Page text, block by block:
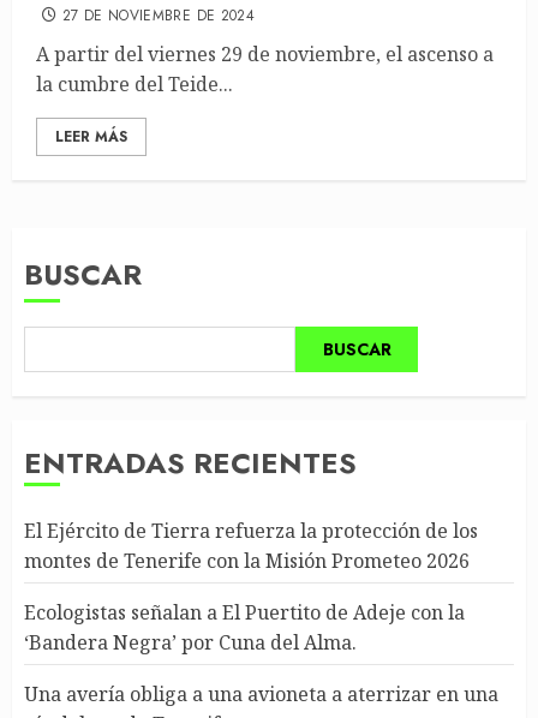
27 DE NOVIEMBRE DE 2024
A partir del viernes 29 de noviembre, el ascenso a
la cumbre del Teide...
LEER MÁS
BUSCAR
BUSCAR
ENTRADAS RECIENTES
El Ejército de Tierra refuerza la protección de los
montes de Tenerife con la Misión Prometeo 2026
Ecologistas señalan a El Puertito de Adeje con la
‘Bandera Negra’ por Cuna del Alma.
Una avería obliga a una avioneta a aterrizar en una